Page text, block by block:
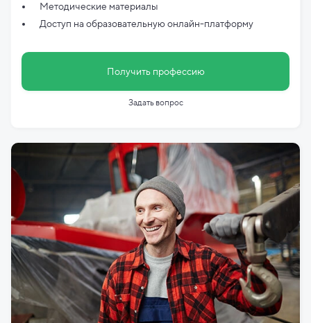
Методические материалы
Доступ на образовательную онлайн-платформу
Получить профессию
Задать вопрос